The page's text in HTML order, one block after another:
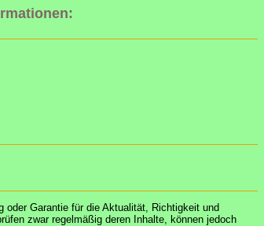
Garantie für die Aktualität, Richtigkeit und
zwar regelmäßig deren Inhalte, können jedoch